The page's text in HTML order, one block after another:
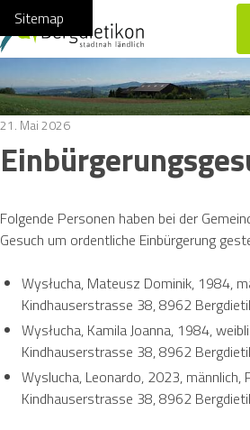
Navigieren in
Schnellnavigation
Home
Navigation
Inhalt
Suche
Sitemap
21. Mai 2026
Folgende Personen haben bei der
Gesuch um ordentliche Einbürgerung
Wysłucha, Mateusz Dominik, 1984,
Kindhauserstrasse 38, 8962
Wysłucha, Kamila Joanna, 1984,
Kindhauserstrasse 38, 8962
Wyslucha, Leonardo, 2023, männlich,
Kindhauserstrasse 38, 8962